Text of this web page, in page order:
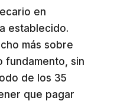
en
establecido.
más sobre
fundamento, sin
de los 35
que pagar